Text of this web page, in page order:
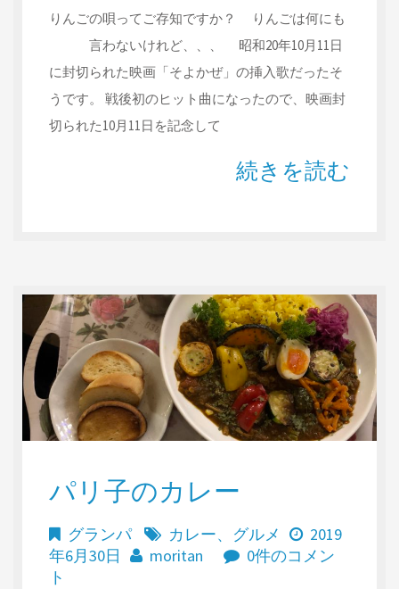
りんごの唄ってご存知ですか？ りんごは何にも
言わないけれど、、、 昭和20年10月11日
に封切られた映画「そよかぜ」の挿入歌だったそ
うです。 戦後初のヒット曲になったので、映画封
切られた10月11日を記念して
続きを読む
パリ子のカレー
グランパ カレー、 グルメ
2019
年6月30日
moritan
0件のコメン
ト